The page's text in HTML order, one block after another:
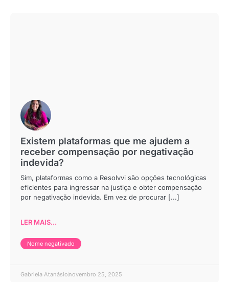
Existem plataformas que me ajudem a
receber compensação por negativação
indevida?
Sim, plataformas como a Resolvvi são opções tecnológicas
eficientes para ingressar na justiça e obter compensação
por negativação indevida. Em vez de procurar [...]
LER MAIS...
Nome negativado
Gabriela Atanásio novembro 25, 2025